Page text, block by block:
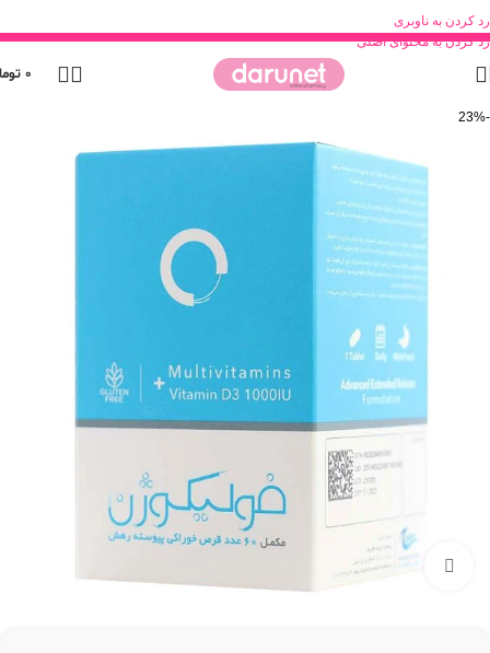
رد کردن به ناوبری
رد کردن به محتوای اصلی
0
-23%
بزرگنمایی تصویر